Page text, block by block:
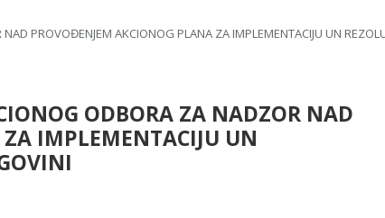
PROVOĐENJEM AKCIONOG PLANA ZA IMPLEMENTACIJU UN
ODBORA ZA NADZOR NAD
IMPLEMENTACIJU UN